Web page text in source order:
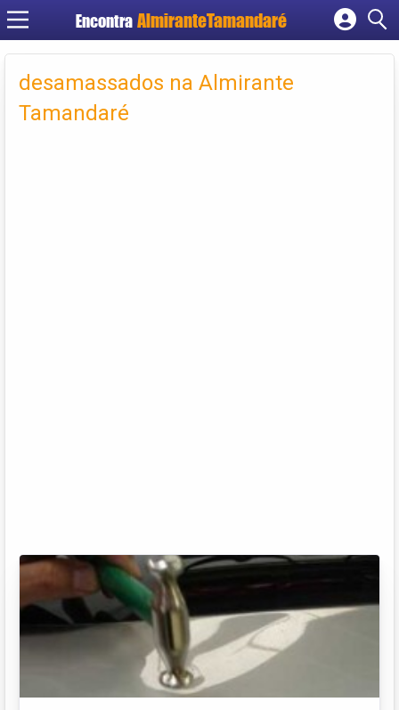
Encontra
Cadastrar empresa
Criar conta
desamassados na Almirante
Tamandaré